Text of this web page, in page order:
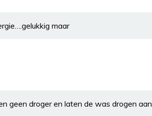
maar
geen droger en laten de was drogen aan